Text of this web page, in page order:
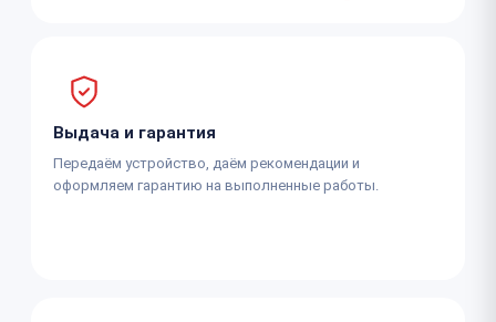
Выдача и гарантия
Передаём устройство, даём рекомендации и
оформляем гарантию на выполненные работы.